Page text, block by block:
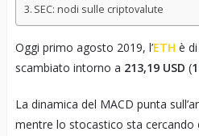
SEC: nodi sulle criptovalute
Oggi primo agosto 2019, l’ETH è
scambiato intorno a 213,19 USD (
La dinamica del MACD punta
mentre lo stocastico sta cercando